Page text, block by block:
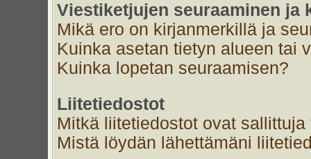
Viestiketjujen seuraaminen ja
Mikä ero on kirjanmerkillä ja
Kuinka asetan tietyn alueen tai
Kuinka lopetan seuraamisen?
Liitetiedostot
Mitkä liitetiedostot ovat
Mistä löydän lähettämäni